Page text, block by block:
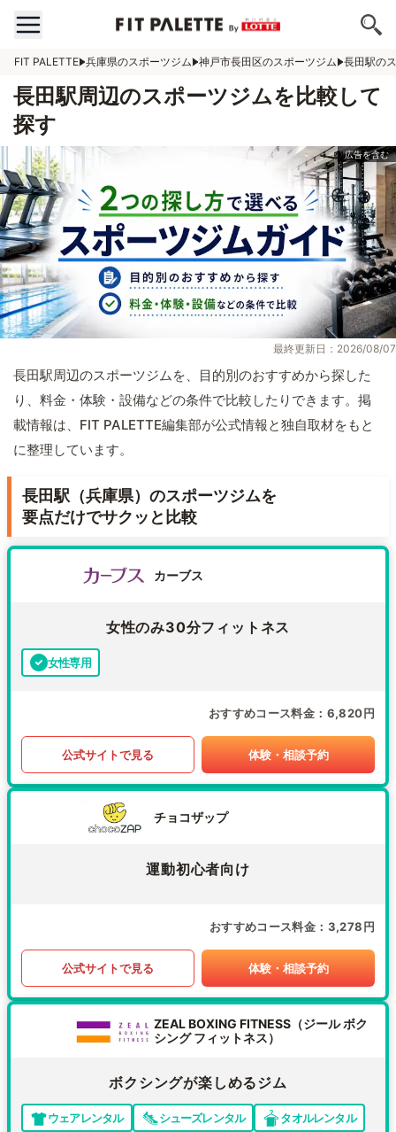
FIT PALETTE 兵庫県のスポーツジム 神戸市長田区のスポーツジム 長田駅の
長田駅周辺のスポーツジムを比較して
探す
最終更新日：2026/08/07
長田駅周辺のスポーツジムを、目的別のおすすめから探した
り、料金・体験・設備などの条件で比較したりできます。掲
載情報は、FIT PALETTE編集部が公式情報と独自取材をもと
に整理しています。
長田駅（兵庫県）のスポーツジムを
要点だけでサクッと比較
カーブス
女性のみ30分フィットネス
女性専用
おすすめコース料金 6,820円
公式サイトで見る 体験・相談予約
チョコザップ
運動初心者向け
おすすめコース料金 3,278円
公式サイトで見る 体験・相談予約
ZEAL BOXING FITNESS（ジール ボク
シング フィットネス）
ボクシングが楽しめるジム
ウェアレンタル シューズレンタル
タオルレンタル